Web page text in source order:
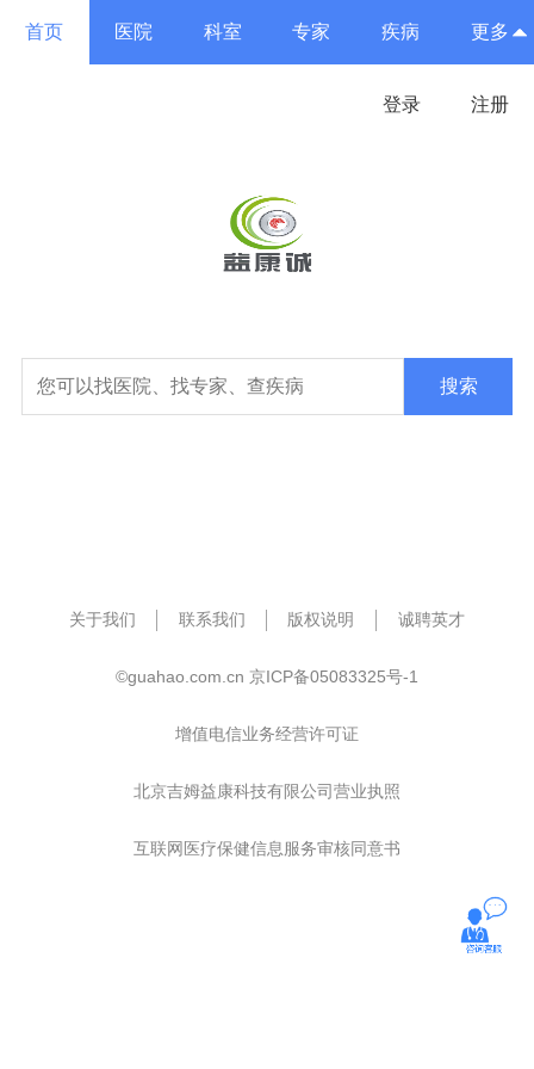
首页 医院 科室 专家 疾病 更多
登录 注册
搜索
关于我们 联系我们 版权说明 诚聘英才
©guahao.com.cn 京ICP备05083325号-1
增值电信业务经营许可证
北京吉姆益康科技有限公司营业执照
互联网医疗保健信息服务审核同意书